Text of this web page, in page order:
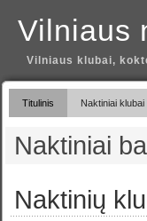
Vilniaus
Vilniaus klubai,
Titulinis Naktiniai klubai
Naktiniai
Naktinių